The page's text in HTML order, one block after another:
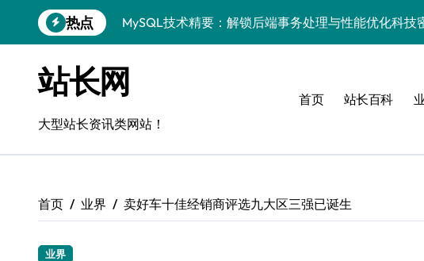
到
热点
MySQL技术精要：解锁后端事务处理与性能优化科技
VR开发进阶：技术赋能，MySQL事务控制科技实战精
MySQL事务精控与安全优化：站长技术升级实战秘籍
MySQL事务控制深度剖析：科技赋能服务器性能优化
站长网
大型站长资讯类网站！
首页 站长百科
首页 业界 卖好车十佳经销商评选九大区三强已诞生
业界